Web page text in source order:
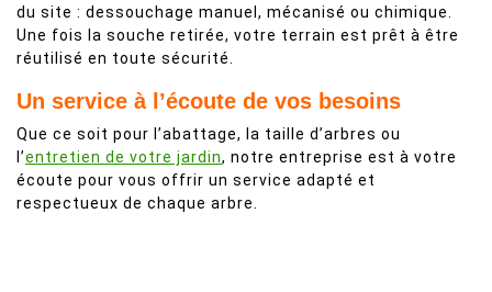
du site : dessouchage manuel, mécanisé ou chimique.
Une fois la souche retirée, votre terrain est prêt à être
réutilisé en toute sécurité.
Un service à l’écoute de vos besoins
Que ce soit pour l’abattage, la taille d’arbres ou
l’entretien de votre jardin, notre entreprise est à votre
écoute pour vous offrir un service adapté et
respectueux de chaque arbre.